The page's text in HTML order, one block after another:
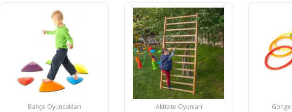
Aktivite Oyunları Gonge Sensory Motor